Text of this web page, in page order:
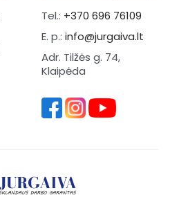
Tel.: +370 696 76109
E. p.: info@jurgaiva.lt
Adr. Tilžės g. 74,
Klaipėda